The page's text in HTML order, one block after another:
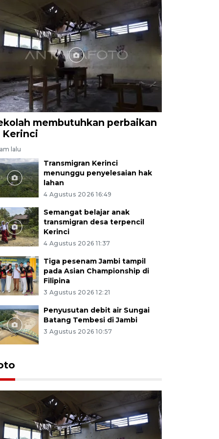
membutuhkan perbaikan
Kerinci
lalu
Transmigran Kerinci
menunggu penyelesaian hak
lahan
4 Agustus 2026 16:49
Semangat belajar anak
transmigran desa terpencil
Kerinci
4 Agustus 2026 11:37
Tiga pesenam Jambi tampil
pada Asian Championship di
Filipina
3 Agustus 2026 12:21
Penyusutan debit air Sungai
Batang Tembesi di Jambi
3 Agustus 2026 10:57